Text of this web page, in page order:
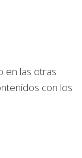
en las otras
con los